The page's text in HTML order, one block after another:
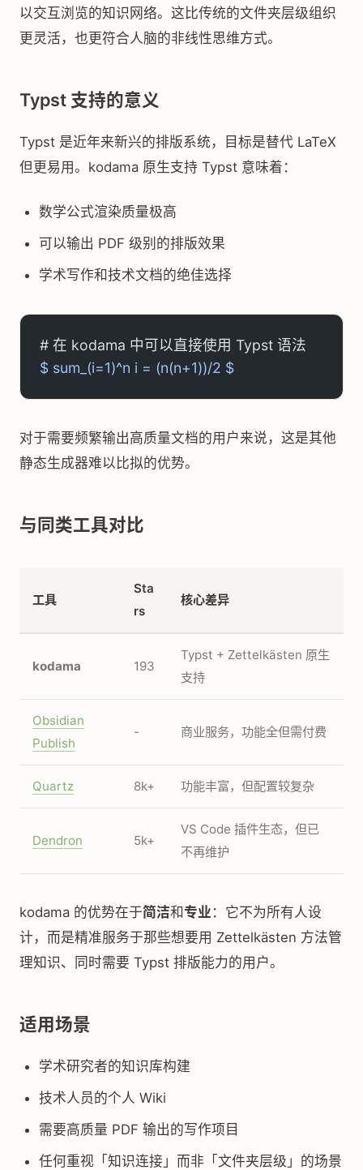
以交互浏览的知识网络。这比传统的文件夹层级组织
更灵活，也更符合人脑的非线性思维方式。
Typst 支持的意义
Typst 是近年来新兴的排版系统，目标是替代 LaTeX
但更易用。kodama 原生支持 Typst 意味着：
数学公式渲染质量极高
可以输出 PDF 级别的排版效果
学术写作和技术文档的绝佳选择
# 在 kodama 中可以直接使用 Typst 语法
$ sum_(i=1)^n i = (n(n+1))/2 $
对于需要频繁输出高质量文档的用户来说，这是其他
静态生成器难以比拟的优势。
与同类工具对比
工具
Sta
rs
核心差异
kodama 193
Typst + Zettelkästen 原生
支持
Obsidian
Publish
- 商业服务，功能全但需付费
Quartz 8k+ 功能丰富，但配置较复杂
Dendron 5k+
VS Code 插件生态，但已
不再维护
kodama 的优势在于简洁和专业 ：它不为所有人设
计，而是精准服务于那些想要用 Zettelkästen 方法管
理知识、同时需要 Typst 排版能力的用户。
适用场景
学术研究者的知识库构建
技术人员的个人 Wiki
需要高质量 PDF 输出的写作项目
任何重视「知识连接」而非「文件夹层级」的场景